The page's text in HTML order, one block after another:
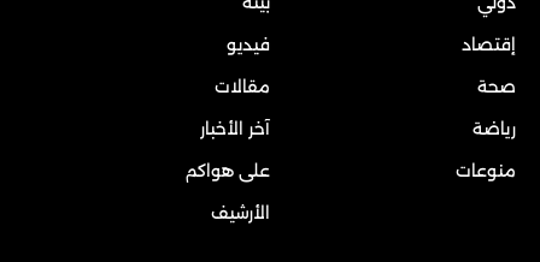
إقتصاد
صحة
رياضة
منوعات
فيديو
مقالات
آخر الأخبار
على هواكم
الأرشيف